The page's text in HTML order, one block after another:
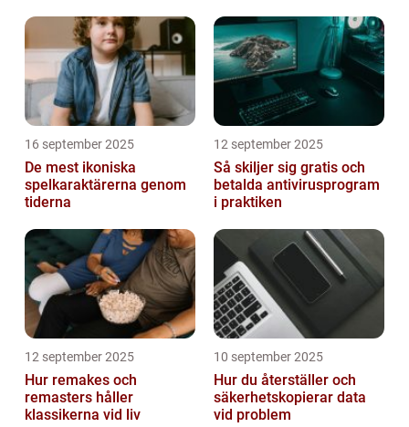
16 september 2025
De mest ikoniska
spelkaraktärerna genom
tiderna
12 september 2025
Så skiljer sig gratis och
betalda antivirusprogram
i praktiken
12 september 2025
Hur remakes och
remasters håller
klassikerna vid liv
10 september 2025
Hur du återställer och
säkerhetskopierar data
vid problem